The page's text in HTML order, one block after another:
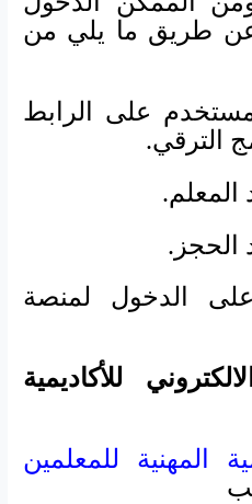
طريق ما يلي من
على الرابط
الترقي.
المعلم.
الحجز.
الدخول لمنصة
للأكاديمية
المهنية للمعلمين